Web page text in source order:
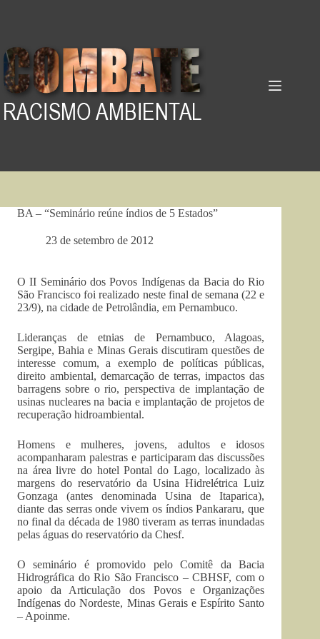
BA – “Seminário reúne índios de 5 Estados”
23 de setembro de 2012
O II Seminário dos Povos Indígenas da Bacia do Rio
São Francisco foi realizado neste final de semana (22 e
23/9), na cidade de Petrolândia, em Pernambuco.
Lideranças de etnias de Pernambuco, Alagoas,
Sergipe, Bahia e Minas Gerais discutiram questões de
interesse comum, a exemplo de políticas públicas,
direito ambiental, demarcação de terras, impactos das
barragens sobre o rio, perspectiva de implantação de
usinas nucleares na bacia e implantação de projetos de
recuperação hidroambiental.
Homens e mulheres, jovens, adultos e idosos
acompanharam palestras e participaram das discussões
na área livre do hotel Pontal do Lago, localizado às
margens do reservatório da Usina Hidrelétrica Luiz
Gonzaga (antes denominada Usina de Itaparica),
diante das serras onde vivem os índios Pankararu, que
no final da década de 1980 tiveram as terras inundadas
pelas águas do reservatório da Chesf.
O seminário é promovido pelo Comitê da Bacia
Hidrográfica do Rio São Francisco – CBHSF, com o
apoio da Articulação dos Povos e Organizações
Indígenas do Nordeste, Minas Gerais e Espírito Santo
– Apoinme.